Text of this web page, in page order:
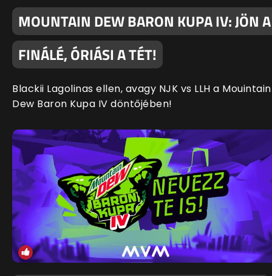
MOUNTAIN DEW BARON KUPA IV: JÖN A
FINÁLÉ, ÓRIÁSI A TÉT!
Blackii Lagolinas ellen, avagy NJK vs LLH a Mouintain
Dew Baron Kupa IV döntőjében!